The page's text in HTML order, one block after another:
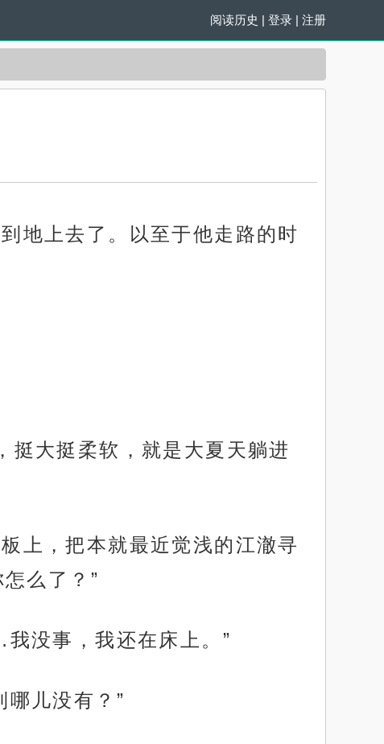
阅读历史 | 登录 | 注册
地上去了。以至于他走路的时
挺大挺柔软，就是大夏天躺进
上，把本就最近觉浅的江澈寻
么了？”
没事，我还在床上。”
儿没有？”